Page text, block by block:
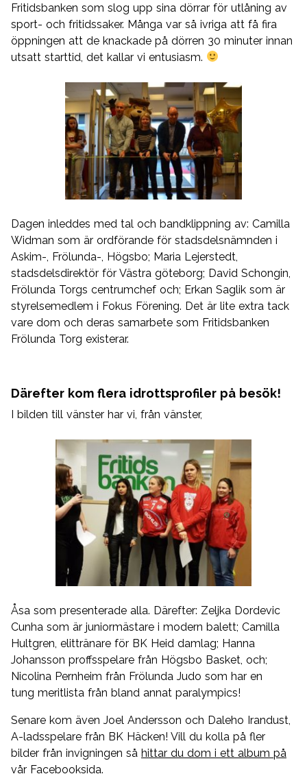
Fritidsbanken som slog upp sina dörrar för utlåning av
sport- och fritidssaker. Många var så ivriga att få fira
öppningen att de knackade på dörren 30 minuter innan
utsatt starttid, det kallar vi entusiasm.
Dagen inleddes med tal och bandklippning av: Camilla
Widman som är ordförande för stadsdelsnämnden i
Askim-, Frölunda-, Högsbo; Maria Lejerstedt,
stadsdelsdirektör för Västra göteborg; David Schongin,
Frölunda Torgs centrumchef och; Erkan Saglik som är
styrelsemedlem i Fokus Förening. Det är lite extra tack
vare dom och deras samarbete som Fritidsbanken
Frölunda Torg existerar.
Därefter kom flera idrottsprofiler på besök!
I bilden till vänster har vi, från vänster,
Åsa som presenterade alla. Därefter: Zeljka Dordevic
Cunha som är juniormästare i modern balett; Camilla
Hultgren, elittränare för BK Heid damlag; Hanna
Johansson proffsspelare från Högsbo Basket, och;
Nicolina Pernheim från Frölunda Judo som har en
tung meritlista från bland annat paralympics!
Senare kom även Joel Andersson och Daleho Irandust,
A-ladsspelare från BK Häcken! Vill du kolla på fler
bilder från invigningen så hittar du dom i ett album på
vår Facebooksida.